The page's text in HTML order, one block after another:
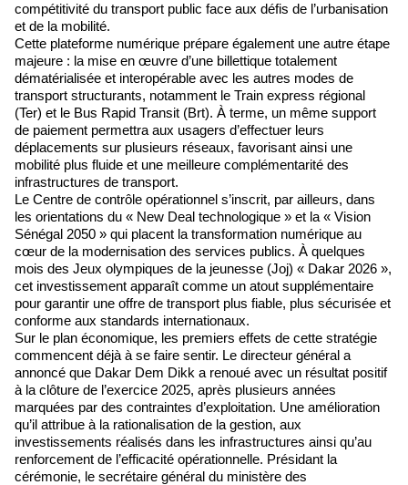
compétitivité du transport public face aux défis de l’urbanisation
et de la mobilité.
Cette plateforme numérique prépare également une autre étape
majeure : la mise en œuvre d’une billettique totalement
dématérialisée et interopérable avec les autres modes de
transport structurants, notamment le Train express régional
(Ter) et le Bus Rapid Transit (Brt). À terme, un même support
de paiement permettra aux usagers d’effectuer leurs
déplacements sur plusieurs réseaux, favorisant ainsi une
mobilité plus fluide et une meilleure complémentarité des
infrastructures de transport.
Le Centre de contrôle opérationnel s’inscrit, par ailleurs, dans
les orientations du « New Deal technologique » et la « Vision
Sénégal 2050 » qui placent la transformation numérique au
cœur de la modernisation des services publics. À quelques
mois des Jeux olympiques de la jeunesse (Joj) « Dakar 2026 »,
cet investissement apparaît comme un atout supplémentaire
pour garantir une offre de transport plus fiable, plus sécurisée et
conforme aux standards internationaux.
Sur le plan économique, les premiers effets de cette stratégie
commencent déjà à se faire sentir. Le directeur général a
annoncé que Dakar Dem Dikk a renoué avec un résultat positif
à la clôture de l’exercice 2025, après plusieurs années
marquées par des contraintes d’exploitation. Une amélioration
qu’il attribue à la rationalisation de la gestion, aux
investissements réalisés dans les infrastructures ainsi qu’au
renforcement de l’efficacité opérationnelle. Présidant la
cérémonie, le secrétaire général du ministère des